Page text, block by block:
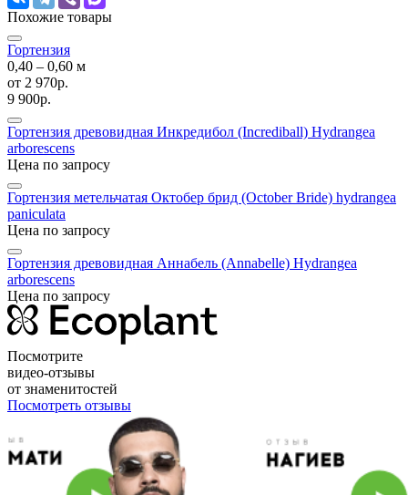
Похожие товары
Гортензия
0,40 ‒ 0,60 м
от 2 970р.
9 900р.
Гортензия древовидная Инкредибол (Incrediball) Hydrangea
arborescens
Цена по запросу
Гортензия метельчатая Октобер брид (October Bride) hydrangea
paniculata
Цена по запросу
Гортензия древовидная Аннабель (Annabelle) Hydrangea
arborescens
Цена по запросу
Посмотрите
видео-отзывы
от знаменитостей
Посмотреть отзывы